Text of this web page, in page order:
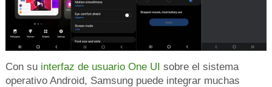
Con su interfaz de usuario One UI sobre el sistema
operativo Android, Samsung puede integrar muchas